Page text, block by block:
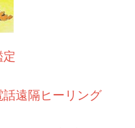
話遠隔ヒーリング